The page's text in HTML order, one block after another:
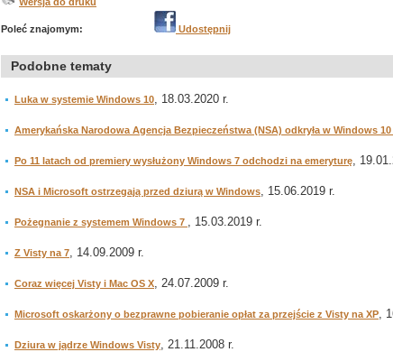
Poleć znajomym: Udostępnij
Podobne tematy
Luka w systemie Windows 10, 18.03.2020 r.
Amerykańska Narodowa Agencja Bezpieczeństwa (NSA) odkryła w Windows 10
Po 11 latach od premiery wysłużony Windows 7 odchodzi na emeryturę,
NSA i Microsoft ostrzegają przed dziurą w Windows, 15.06.2019 r.
Pożegnanie z systemem Windows 7 , 15.03.2019 r.
Z Visty na 7, 14.09.2009 r.
Coraz więcej Visty i Mac OS X, 24.07.2009 r.
Microsoft oskarżony o bezprawne pobieranie opłat za przejście z Visty na XP,
Dziura w jądrze Windows Visty, 21.11.2008 r.